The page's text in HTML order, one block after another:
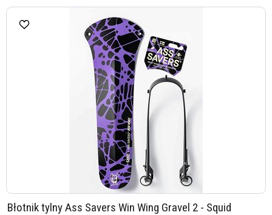
Błotnik tylny Ass Savers Win Wing Gravel 2 - Squid